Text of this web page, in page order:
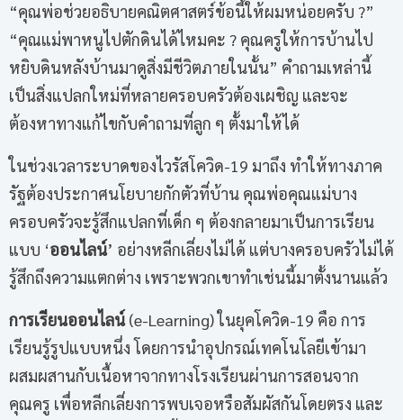
“คุณพ่อช่วยอธิบายคณิตศาสตร์ข้อนี้ให้ผมหน่อยครับ ?”
“คุณแม่พาหนูไปตักดินได้ไหมคะ ? คุณครูให้การบ้านไป
หยิบดินหลังบ้านมาดูสิ่งมีชีวิตภายในนั้น” คำถามเหล่านี้
เป็นสิ่งแปลกใหม่ที่หลายครอบครัวต้องเผชิญ และจะ
ต้องหาทางแก้ไขกับคำถามที่ลูก ๆ ตั้งมาให้ได้
ในช่วงเวลาระบาดของไวรัสโควิด-19 มาถึง ทำให้ทางภาค
รัฐต้องประกาศนโยบายกักตัวที่บ้าน คุณพ่อคุณแม่บาง
ครอบครัวจะรู้สึกแปลกที่เด็ก ๆ ต้องกลายมาเป็นการเรียน
แบบ ‘ออนไลน์’ อย่างหลีกเลี่ยงไม่ได้ แต่บางครอบครัวไม่ได้
รู้สึกถึงความแตกต่าง เพราะพวกเขาทำเช่นนี้มาตั้งนานแล้ว
การเรียนออนไลน์(e-Learning) ในยุคโควิด-19 คือ การ
เรียนรู้รูปแบบหนึ่ง โดยการนำอุปกรณ์เทคโนโลยีเข้ามา
ผสมผสานกับเนื้อหาจากทางโรงเรียนผ่านการสอนจาก
คุณครู เพื่อหลีกเลี่ยงการพบเจอหรือสัมผัสกันโดยตรง และ